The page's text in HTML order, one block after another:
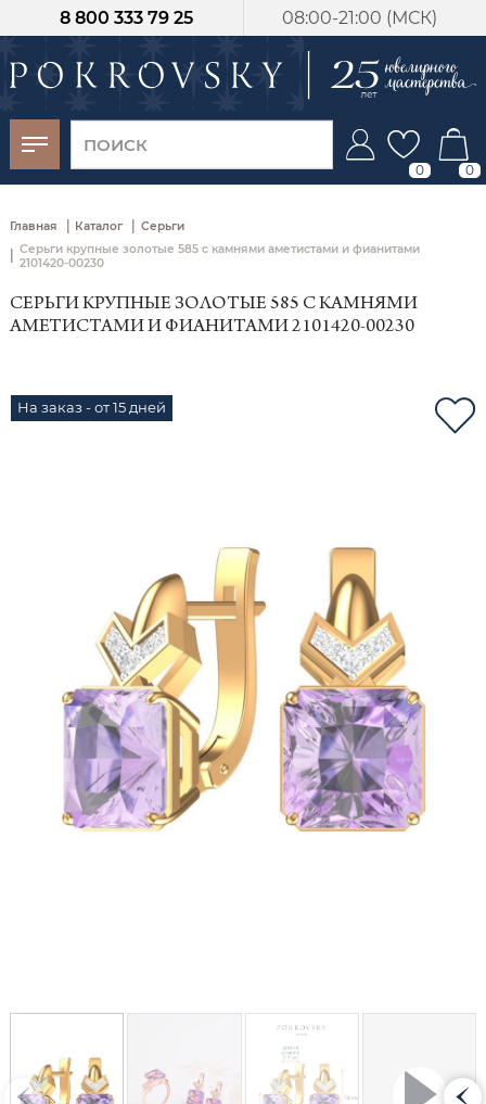
08:00-21:00 (МСК)
8 800 333 79 25
0 0
Главная | Каталог | Серьги
Серьги крупные золотые 585 с камнями аметистами и фианитами
2101420-00230
СЕРЬГИ КРУПНЫЕ ЗОЛОТЫЕ 585 С КАМНЯМИ
АМЕТИСТАМИ И ФИАНИТАМИ 2101420-00230
На заказ - от 15 дней
-30%
от 15 дней с
момента оплаты